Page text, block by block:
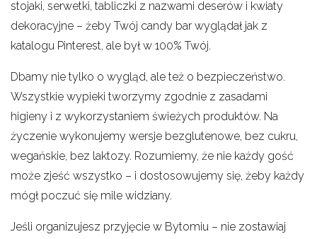
stojaki, serwetki, tabliczki z nazwami deserów i kwiaty
dekoracyjne – żeby Twój candy bar wyglądał jak z
katalogu Pinterest, ale był w 100% Twój.
Dbamy nie tylko o wygląd, ale też o bezpieczeństwo.
Wszystkie wypieki tworzymy zgodnie z zasadami
higieny i z wykorzystaniem świeżych produktów. Na
życzenie wykonujemy wersje bezglutenowe, bez cukru,
wegańskie, bez laktozy. Rozumiemy, że nie każdy gość
może zjeść wszystko – i dostosowujemy się, żeby każdy
mógł poczuć się mile widziany.
Jeśli organizujesz przyjęcie w Bytomiu – nie zostawiaj